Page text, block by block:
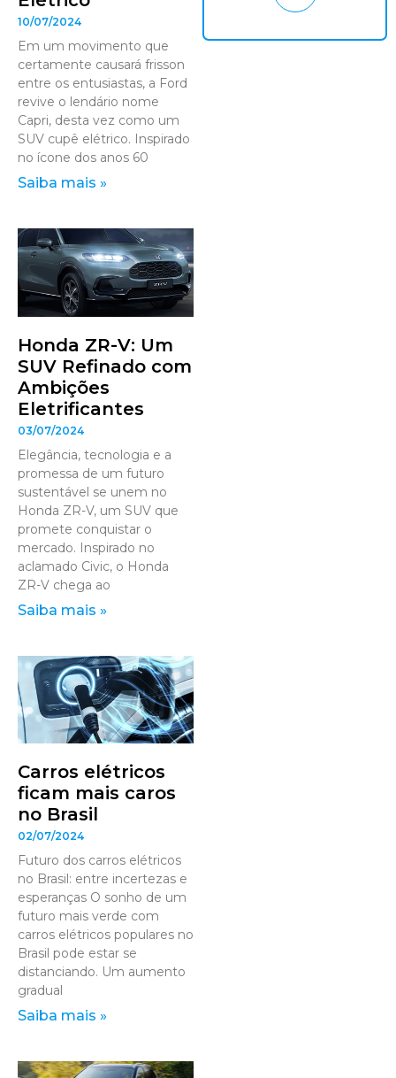
10/07/2024
Em um movimento que
certamente causará frisson
entre os entusiastas, a Ford
revive o lendário nome
Capri, desta vez como um
SUV cupê elétrico. Inspirado
no ícone dos anos 60
Saiba mais »
Honda ZR-V: Um
SUV Refinado com
Ambições
Eletrificantes
03/07/2024
Elegância, tecnologia e a
promessa de um futuro
sustentável se unem no
Honda ZR-V, um SUV que
promete conquistar o
mercado. Inspirado no
aclamado Civic, o Honda
ZR-V chega ao
Saiba mais »
Carros elétricos
ficam mais caros
no Brasil
02/07/2024
Futuro dos carros elétricos
no Brasil: entre incertezas e
esperanças O sonho de um
futuro mais verde com
carros elétricos populares no
Brasil pode estar se
distanciando. Um aumento
gradual
Saiba mais »